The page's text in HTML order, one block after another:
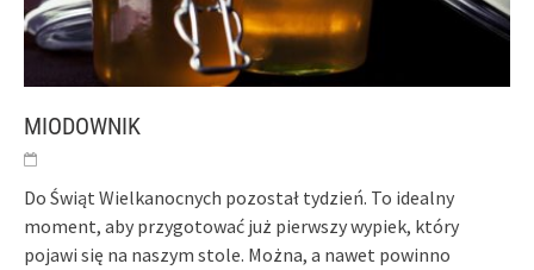
MIODOWNIK
Do Świąt Wielkanocnych pozostał tydzień. To idealny
moment, aby przygotować już pierwszy wypiek, który
pojawi się na naszym stole. Można, a nawet powinno